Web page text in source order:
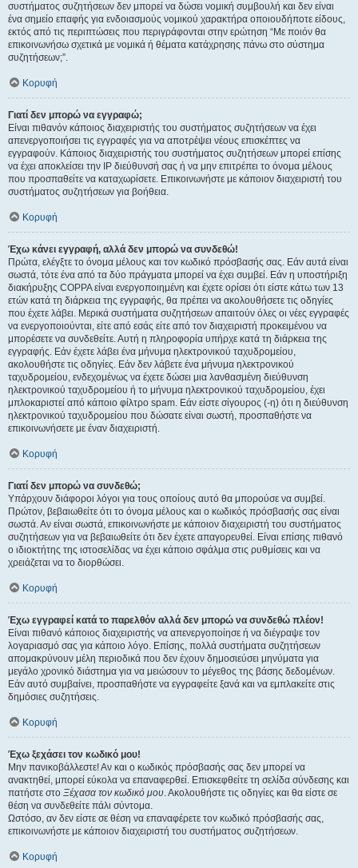
συστήματος συζητήσεων δεν μπορεί να δώσει νομική συμβουλή και δεν είναι
ένα σημείο επαφής για ενδοιασμούς νομικού χαρακτήρα οποιουδήποτε είδους,
εκτός από τις περιπτώσεις που περιγράφονται στην ερώτηση “Με ποιόν θα
επικοινωνήσω σχετικά με νομικά ή θέματα κατάχρησης πάνω στο σύστημα
συζητήσεων;”.
Κορυφή
Γιατί δεν μπορώ να εγγραφώ;
Είναι πιθανόν κάποιος διαχειριστής του συστήματος συζητήσεων να έχει
απενεργοποιήσει τις εγγραφές για να αποτρέψει νέους επισκέπτες να
εγγραφούν. Κάποιος διαχειριστής του συστήματος συζητήσεων μπορεί επίσης
να έχει αποκλείσει την IP διεύθυνσή σας ή να μην επιτρέπει το όνομα μέλους
που προσπαθείτε να καταχωρίσετε. Επικοινωνήστε με κάποιον διαχειριστή του
συστήματος συζητήσεων για βοήθεια.
Κορυφή
Έχω κάνει εγγραφή, αλλά δεν μπορώ να συνδεθώ!
Πρώτα, ελέγξτε το όνομα μέλους και τον κωδικό πρόσβασής σας. Εάν αυτά είναι
σωστά, τότε ένα από τα δύο πράγματα μπορεί να έχει συμβεί. Εάν η υποστήριξη
διακήρυξης COPPA είναι ενεργοποιημένη και έχετε ορίσει ότι είστε κάτω των 13
ετών κατά τη διάρκεια της εγγραφής, θα πρέπει να ακολουθήσετε τις οδηγίες
που έχετε λάβει. Μερικά συστήματα συζητήσεων απαιτούν όλες οι νέες εγγραφές
να ενεργοποιούνται, είτε από εσάς είτε από τον διαχειριστή προκειμένου να
μπορέσετε να συνδεθείτε. Αυτή η πληροφορία υπήρχε κατά τη διάρκεια της
εγγραφής. Εάν έχετε λάβει ένα μήνυμα ηλεκτρονικού ταχυδρομείου,
ακολουθήστε τις οδηγίες. Εάν δεν λάβετε ένα μήνυμα ηλεκτρονικού
ταχυδρομείου, ενδεχομένως να έχετε δώσει μια λανθασμένη διεύθυνση
ηλεκτρονικού ταχυδρομείου ή το μήνυμα ηλεκτρονικού ταχυδρομείου, έχει
μπλοκαριστεί από κάποιο φίλτρο spam. Εάν είστε σίγουρος (-η) ότι η διεύθυνση
ηλεκτρονικού ταχυδρομείου που δώσατε είναι σωστή, προσπαθήστε να
επικοινωνήσετε με έναν διαχειριστή.
Κορυφή
Γιατί δεν μπορώ να συνδεθώ;
Υπάρχουν διάφοροι λόγοι για τους οποίους αυτό θα μπορούσε να συμβεί.
Πρώτον, βεβαιωθείτε ότι το όνομα μέλους και ο κωδικός πρόσβασής σας είναι
σωστά. Αν είναι σωστά, επικοινωνήστε με κάποιον διαχειριστή του συστήματος
συζητήσεων για να βεβαιωθείτε ότι δεν έχετε απαγορευθεί. Είναι επίσης πιθανό
ο ιδιοκτήτης της ιστοσελίδας να έχει κάποιο σφάλμα στις ρυθμίσεις και να
χρειάζεται να το διορθώσει.
Κορυφή
Έχω εγγραφεί κατά το παρελθόν αλλά δεν μπορώ να συνδεθώ πλέον!
Είναι πιθανό κάποιος διαχειριστής να απενεργοποίησε ή να διέγραψε τον
λογαριασμό σας για κάποιο λόγο. Επίσης, πολλά συστήματα συζητήσεων
απομακρύνουν μέλη περιοδικά που δεν έχουν δημοσιεύσει μηνύματα για
μεγάλο χρονικό διάστημα για να μειώσουν το μέγεθος της βάσης δεδομένων.
Εάν αυτό συμβαίνει, προσπαθήστε να εγγραφείτε ξανά και να εμπλακείτε στις
δημόσιες συζητήσεις.
Κορυφή
Έχω ξεχάσει τον κωδικό μου!
Μην πανικοβάλλεστε! Αν και ο κωδικός πρόσβασής σας δεν μπορεί να
ανακτηθεί, μπορεί εύκολα να επαναφερθεί. Επισκεφθείτε τη σελίδα σύνδεσης και
πατήστε στο Ξέχασα τον κωδικό μου. Ακολουθήστε τις οδηγίες και θα είστε σε
θέση να συνδεθείτε πάλι σύντομα.
Ωστόσο, αν δεν είστε σε θέση να επαναφέρετε τον κωδικό πρόσβασής σας,
επικοινωνήστε με κάποιον διαχειριστή του συστήματος συζητήσεων.
Κορυφή